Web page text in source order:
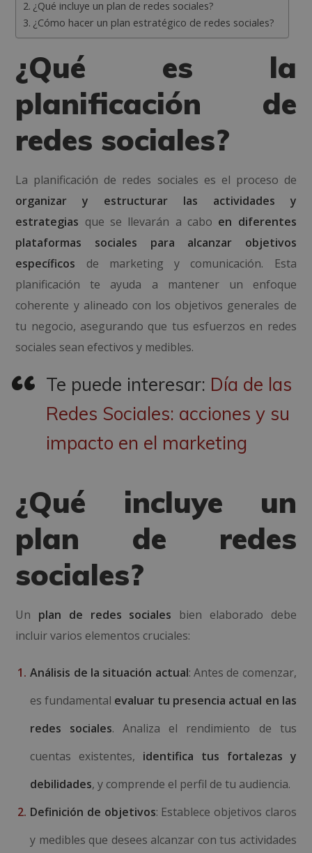
¿Qué incluye un plan de redes sociales?
¿Cómo hacer un plan estratégico de redes sociales?
¿Qué es la
planificación de
redes sociales?
La planificación de redes sociales es el proceso de
organizar y estructurar las actividades y
estrategias que se llevarán a cabo en diferentes
plataformas sociales para alcanzar objetivos
específicos de marketing y comunicación. Esta
planificación te ayuda a mantener un enfoque
coherente y alineado con los objetivos generales de
tu negocio, asegurando que tus esfuerzos en redes
sociales sean efectivos y medibles.
Te puede interesar: Día de las
Redes Sociales: acciones y su
impacto en el marketing
¿Qué incluye un
plan de redes
sociales?
Un plan de redes sociales bien elaborado debe
incluir varios elementos cruciales:
Análisis de la situación actual: Antes de comenzar,
es fundamental evaluar tu presencia actual en las
redes sociales. Analiza el rendimiento de tus
cuentas existentes, identifica tus fortalezas y
debilidades, y comprende el perfil de tu audiencia.
Definición de objetivos: Establece objetivos claros
y medibles que desees alcanzar con tus actividades